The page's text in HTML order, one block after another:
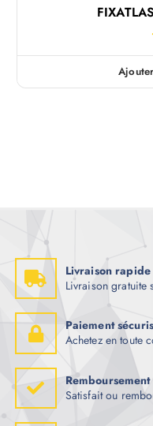
Livraison rapide
Livraison gratuite
Paiement
Achetez en toute
Remboursement
Satisfait ou